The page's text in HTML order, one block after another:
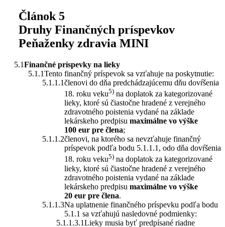
Článok 5
Druhy Finančných príspevkov
Peňaženky zdravia MINI
Finančné príspevky na lieky
Tento finančný príspevok sa vzťahuje na poskytnutie:
členovi do dňa predchádzajúcemu dňu dovŕšenia
18. roku veku5) na doplatok za kategorizované
lieky, ktoré sú čiastočne hradené z verejného
zdravotného poistenia vydané na základe
lekárskeho predpisu maximálne vo výške
100 eur pre člena;
členovi, na ktorého sa nevzťahuje finančný
príspevok podľa bodu 5.1.1.1, odo dňa dovŕšenia
18. roku veku5) na doplatok za kategorizované
lieky, ktoré sú čiastočne hradené z verejného
zdravotného poistenia vydané na základe
lekárskeho predpisu maximálne vo výške
20 eur pre člena.
Na uplatnenie finančného príspevku podľa bodu
5.1.1 sa vzťahujú nasledovné podmienky:
Lieky musia byť predpísané riadne